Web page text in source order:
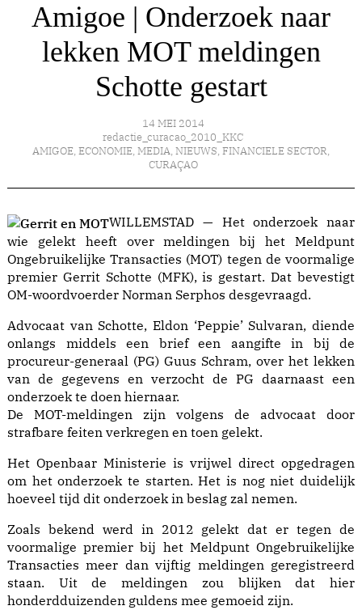
Amigoe | Onderzoek naar
lekken MOT meldingen
Schotte gestart
14 MEI 2014
redactie_curacao_2010_KKC
AMIGOE, ECONOMIE, MEDIA, NIEUWS, FINANCIELE SECTOR,
CURAÇAO
WILLEMSTAD — Het onderzoek naar
wie gelekt heeft over meldingen bij het Meldpunt
Ongebruikelijke Transacties (MOT) tegen de voormalige
premier Gerrit Schotte (MFK), is gestart. Dat bevestigt
OM-woordvoerder Norman Serphos desgevraagd.
Advocaat van Schotte, Eldon ‘Peppie’ Sulvaran, diende
onlangs middels een brief een aangifte in bij de
procureur-generaal (PG) Guus Schram, over het lekken
van de gegevens en verzocht de PG daarnaast een
onderzoek te doen hiernaar.
De MOT-meldingen zijn volgens de advocaat door
strafbare feiten verkregen en toen gelekt.
Het Openbaar Ministerie is vrijwel direct opgedragen
om het onderzoek te starten. Het is nog niet duidelijk
hoeveel tijd dit onderzoek in beslag zal nemen.
Zoals bekend werd in 2012 gelekt dat er tegen de
voormalige premier bij het Meldpunt Ongebruikelijke
Transacties meer dan vijftig meldingen geregistreerd
staan. Uit de meldingen zou blijken dat hier
honderdduizenden guldens mee gemoeid zijn.